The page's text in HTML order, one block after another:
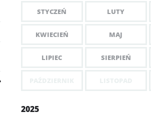
STYCZEŃ LUTY
KWIECIEŃ MAJ
LIPIEC SIERPIEŃ
2025